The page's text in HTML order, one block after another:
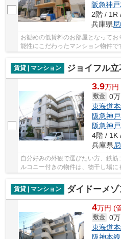
阪急神
2階 / 1R
兵庫県
お勧めの低賃料のお部屋となって
能性にこだわったマンション物件
賃貸 | マンション
ジョイフル立
3.9万円
敷金 0
東海道
阪急神
阪急神
4階 / 1K
兵庫県
自分好みの外観で選びたい方、鉄
ルコニー付きの物件は、物干し場
賃貸 | マンション
ダイドーメ
4万円 (
敷金 0
東海道
阪神本線